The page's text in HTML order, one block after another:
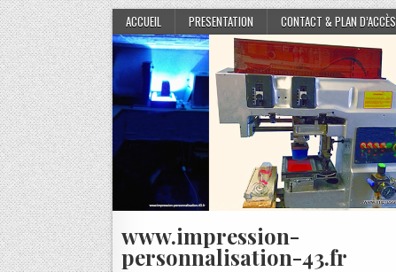
Skip
to
content
ACCUEIL PRESENTATION CONTACT & PLAN D’ACCÈS
www.impression-
personnalisation-43.fr